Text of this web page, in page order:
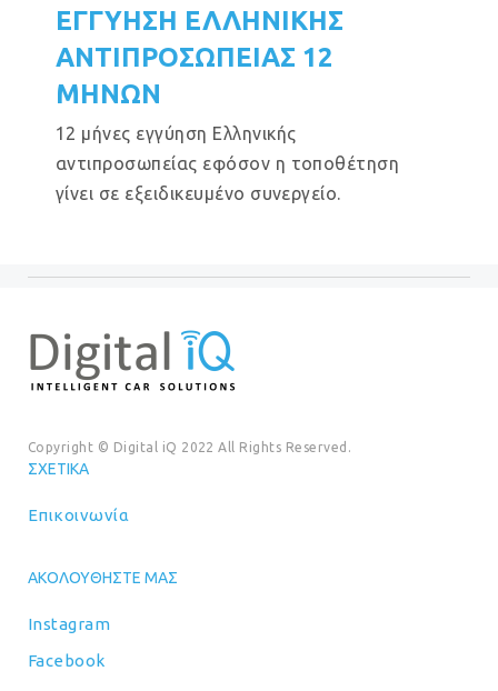
ΕΓΓΥΗΣΗ ΕΛΛΗΝΙΚΗΣ
ΑΝΤΙΠΡΟΣΩΠΕΙΑΣ 12
ΜΗΝΩΝ
12 μήνες εγγύηση Ελληνικής
αντιπροσωπείας εφόσον η τοποθέτηση
γίνει σε εξειδικευμένο συνεργείο.
Copyright © Digital iQ 2022 All Rights Reserved.
ΣΧΕΤΙΚΆ
Επικοινωνία
ΑΚΟΛΟΥΘΉΣΤΕ ΜΑΣ
Instagram
Facebook